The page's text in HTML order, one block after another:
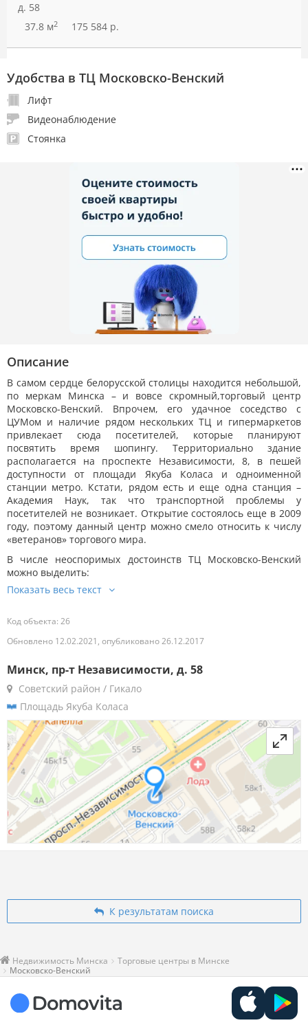
д. 58
37.8 м2 175 584 р.
Удобства в ТЦ Московско-Венский
Лифт
Видеонаблюдение
Стоянка
Описание
В самом сердце белорусской столицы находится небольшой,
по меркам Минска – и вовсе скромный,торговый центр
Московско-Венский. Впрочем, его удачное соседство с
ЦУМом и наличие рядом нескольких ТЦ и гипермаркетов
привлекает сюда посетителей, которые планируют
посвятить время шопингу. Территориально здание
располагается на проспекте Независимости, 8, в пешей
доступности от площади Якуба Коласа и одноименной
станции метро. Кстати, рядом есть и еще одна станция –
Академия Наук, так что транспортной проблемы у
посетителей не возникает. Открытие состоялось еще в 2009
году, поэтому данный центр можно смело относить к числу
«ветеранов» торгового мира.
В числе неоспоримых достоинств ТЦ Московско-Венский
можно выделить:
Код объекта: 26
Обновлено 12.02.2021, опубликовано 26.12.2017
Минск, пр-т Независимости, д. 58
Советский район / Гикало
Площадь Якуба Коласа
К результатам поиска
Недвижимость Минска
Торговые центры в Минске
Московско-Венский